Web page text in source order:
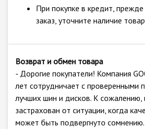
При покупке в кредит,
заказ, уточните наличие
Возврат и обмен товара
- Дорогие покупатели! Компания
лет сотрудничает с проверенными
лучших шин и дисков. К сожалению,
застрахован от ситуации, когда
может быть подвергнуто